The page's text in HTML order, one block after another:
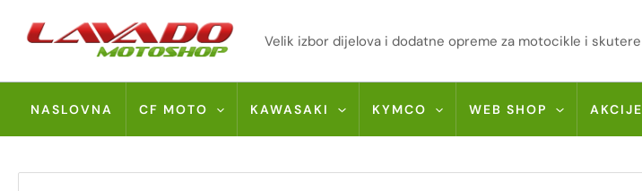
Velik izbor dijelova i dodatne opreme za motocikle i skutere
NASLOVNA CF MOTO KAWASAKI KYMCO WEB SHOP AKCIJE